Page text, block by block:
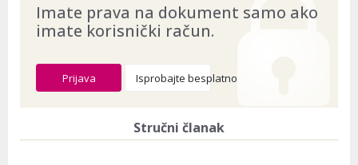
Imate prava na dokument samo ako
imate korisnički račun.
Prijava Isprobajte besplatno
Stručni članak